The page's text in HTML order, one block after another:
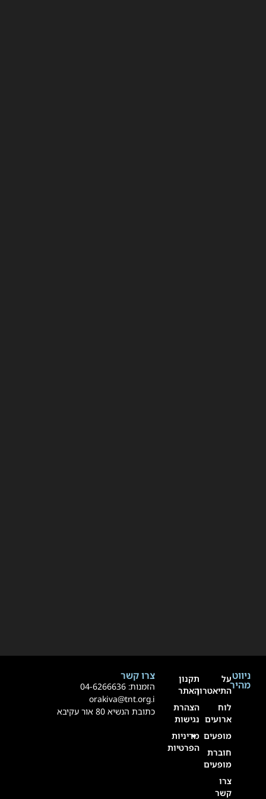
ניווט
מהירעל
התיאטרון
ארועים
מופעים
חוברת
מופעים
קשר
תקנון
האתר
הצהרת
נגישות
מדיניות
הפרטיות
צרו קשר
הזמנות: 04-6266636
orakiva@tnt.org.i
כתובת הנשיא 80 אור עקיבא